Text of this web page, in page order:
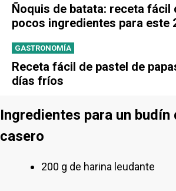
Ñoquis de batata: receta fácil
pocos ingredientes para este
GASTRONOMÍA
Receta fácil de pastel de
días fríos
Ingredientes para un budín
casero
200 g de harina leudante